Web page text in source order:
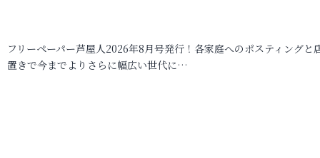
フリーペーパー芦屋人2026年8月号発行！各家庭へのポスティングと
置きで今までよりさらに幅広い世代に…